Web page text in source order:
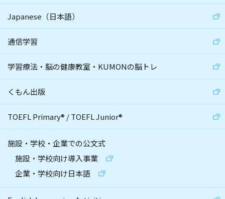
Japanese（日本語）
通信学習
学習療法・脳の健康教室・KUMONの脳トレ
くもん出版
TOEFL Primary® /TOEFL Junior®
施設・学校・企業での公文式
施設・学校向け導入事業
企業・学校向け日本語